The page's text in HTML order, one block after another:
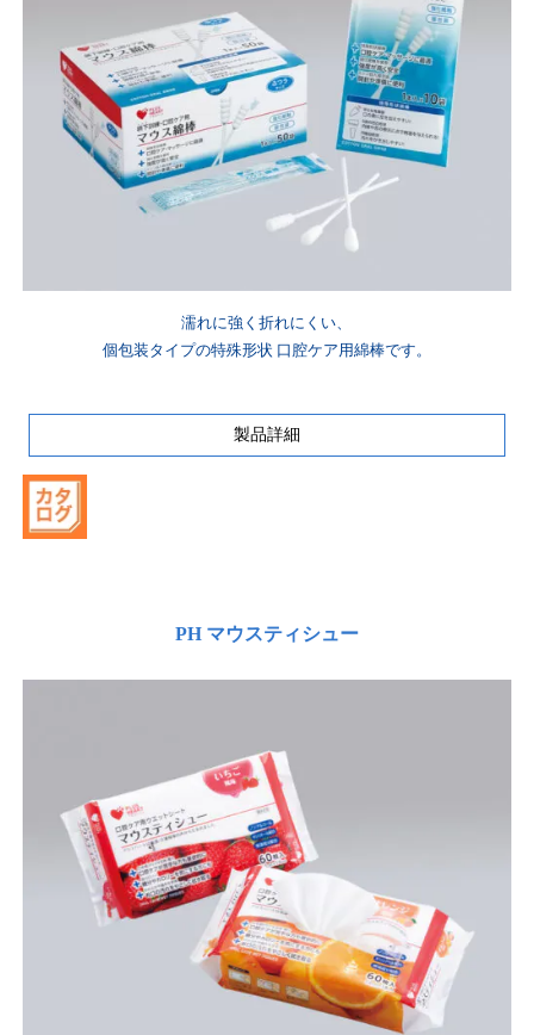
濡れに強く折れにくい、
個包装タイプの特殊形状 口腔ケア用綿棒です。
製品詳細
PH マウスティシュー